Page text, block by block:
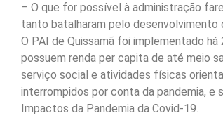
– O que for possível à administração
tanto batalharam pelo desenvolvimento
O PAI de Quissamã foi implementado
possuem renda per capita de até meio
serviço social e atividades físicas
interrompidos por conta da pandemia,
Impactos da Pandemia da Covid-19.